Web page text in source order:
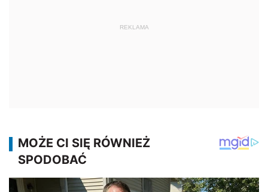
REKLAMA